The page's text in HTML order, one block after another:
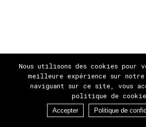
Nous utilisons des cookies pour
meilleure expérience sur
naviguant sur ce site, vous
politique de
Accepter Politique de